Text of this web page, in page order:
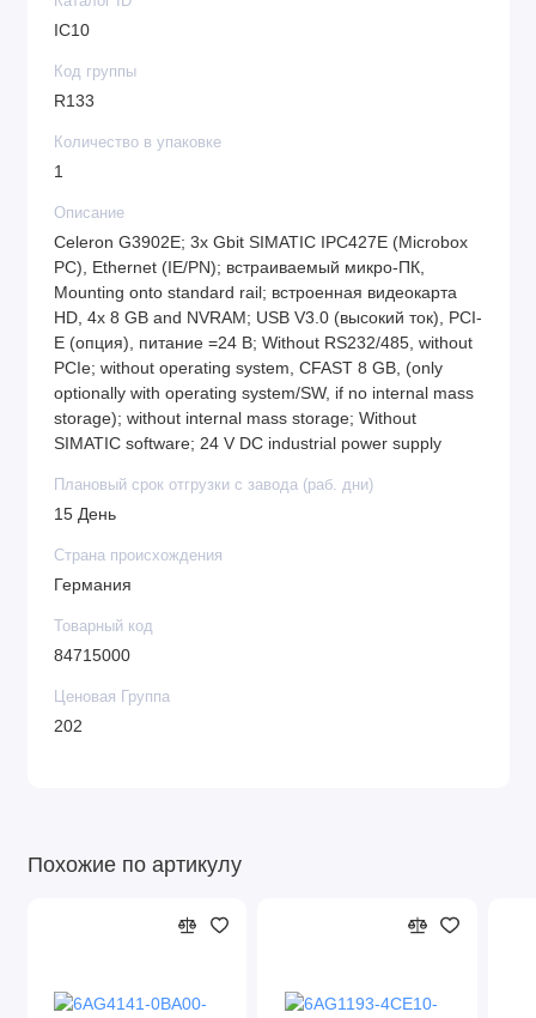
IC10
Код группы
R133
Количество в упаковке
1
Описание
Celeron G3902E; 3x Gbit SIMATIC IPC427E (Microbox
PC), Ethernet (IE/PN); встраиваемый микро-ПК,
Mounting onto standard rail; встроенная видеокарта
HD, 4x 8 GB and NVRAM; USB V3.0 (высокий ток), PCI-
E (опция), питание =24 В; Without RS232/485, without
PCIe; without operating system, CFAST 8 GB, (only
optionally with operating system/SW, if no internal mass
storage); without internal mass storage; Without
SIMATIC software; 24 V DC industrial power supply
Плановый срок отгрузки с завода (раб. дни)
15 День
Страна происхождения
Германия
Товарный код
84715000
Ценовая Группа
202
Похожие по артикулу